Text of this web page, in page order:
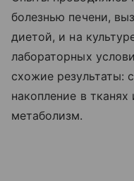
болезнью печени,
диетой, и на
лабораторных
схожие результаты:
накопление в
метаболизм.